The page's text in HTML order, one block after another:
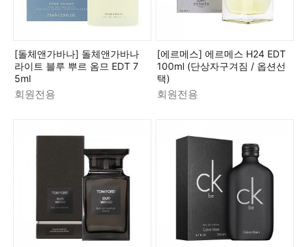
[돌체앤가바나] 돌체앤가바나
라이트 블루 뿌르 옴므 EDT 7
5ml
회원전용
[에르메스] 에르메스 H24 EDT
100ml (단상자구겨짐 / 옵션선
택)
회원전용